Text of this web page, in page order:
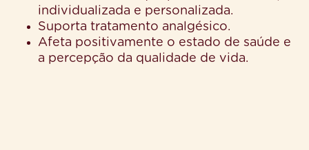
individualizada e personalizada.
Suporta tratamento analgésico.
Afeta positivamente o estado de saúde e
a percepção da qualidade de vida.